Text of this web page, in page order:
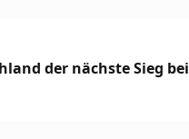
der nächste Sieg bei